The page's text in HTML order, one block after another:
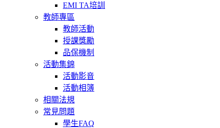
EMI TA培訓
教師專區
教師活動
授課獎勵
品保機制
活動集錦
活動影音
活動相簿
相關法規
常見問題
學生FAQ